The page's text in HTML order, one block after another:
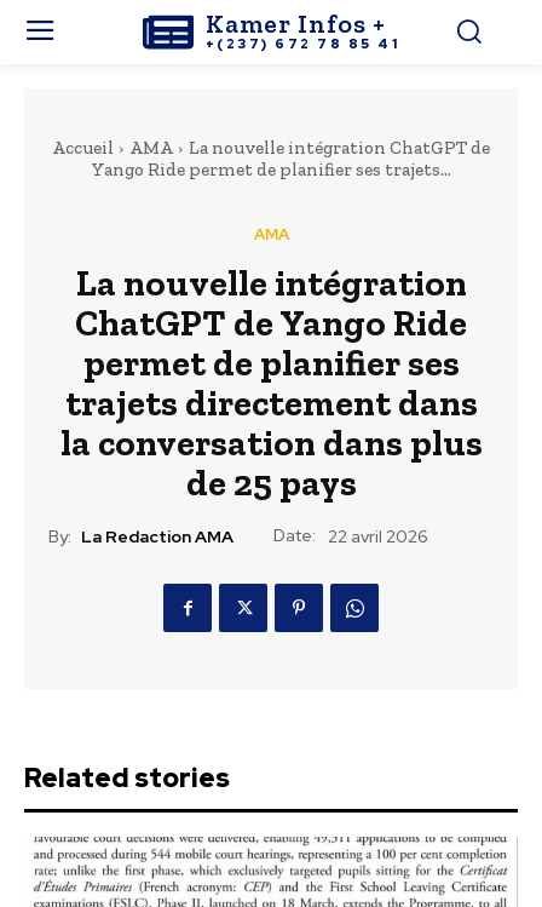
Kamer Infos +
+(237) 672 78 85 41
Accueil AMA
La nouvelle intégration ChatGPT de
Yango Ride permet de planifier ses trajets...
AMA
La nouvelle intégration
ChatGPT de Yango Ride
permet de planifier ses
trajets directement dans
la conversation dans plus
de 25 pays
By: La Redaction AMA Date: 22 avril 2026
Related stories